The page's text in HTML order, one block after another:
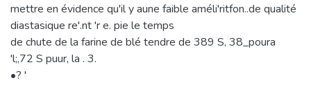
mettre en évidence qu'il y aune faible améli'ritfon..de qualité
diastasique re'.nt 'r e. pie le temps
de chute de la farine de blé tendre de 389 S, 38_poura
'l;,72 S puur, la . 3.
•? '